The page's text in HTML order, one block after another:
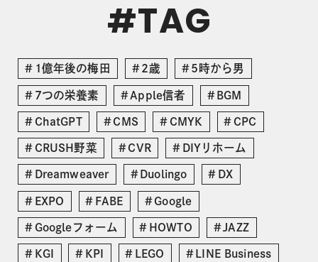
#TAG
1億年後の梅田 2歳 5時から男
7つの栄養素 Apple信者 BGM
ChatGPT CMS CMYK CPC
CRUSH野菜 CVR DIYリホーム
Dreamweaver Duolingo DX
EXPO FABE Google
Googleフォーム HOWTO JAZZ
KGI KPI LEGO LINE Business